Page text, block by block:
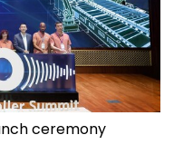
ceremony